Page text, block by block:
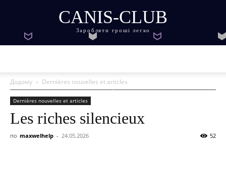
CANIS-CLUB
Заробляти гроші легко
Додому Dernières nouvelles et articles
Dernières nouvelles et articles
Les riches silencieux
по maxwelhelp - 24.05.2026 52